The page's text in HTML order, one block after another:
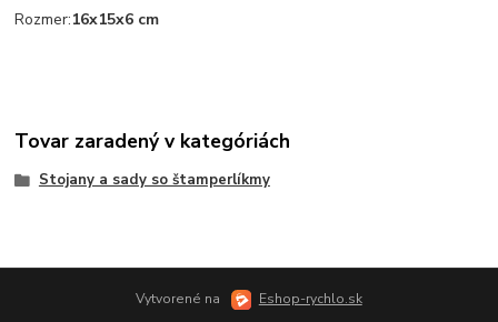
Rozmer:16x15x6 cm
Tovar zaradený v kategóriách
Stojany a sady so štamperlíkmy
Vytvorené na Eshop-rychlo.sk